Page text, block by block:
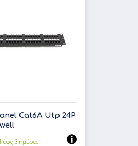
Cat6A Utp 24P
έως 3 ημέρες